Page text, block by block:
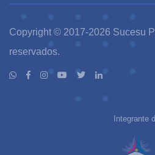
Copyright © 2017-2026 Sucesu
reservados.
Integrante